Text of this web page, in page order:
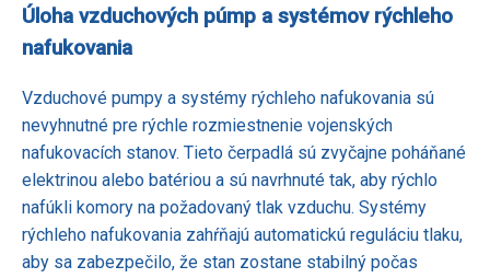
Úloha vzduchových púmp a systémov rýchleho
nafukovania
Vzduchové pumpy a systémy rýchleho nafukovania sú
nevyhnutné pre rýchle rozmiestnenie vojenských
nafukovacích stanov. Tieto čerpadlá sú zvyčajne poháňané
elektrinou alebo batériou a sú navrhnuté tak, aby rýchlo
nafúkli komory na požadovaný tlak vzduchu. Systémy
rýchleho nafukovania zahŕňajú automatickú reguláciu tlaku,
aby sa zabezpečilo, že stan zostane stabilný počas